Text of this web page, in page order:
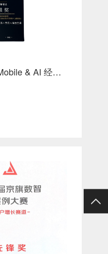
第12届Top Mobile & AI 经营增长 银奖 京东 x 灵狐 x 海信空调